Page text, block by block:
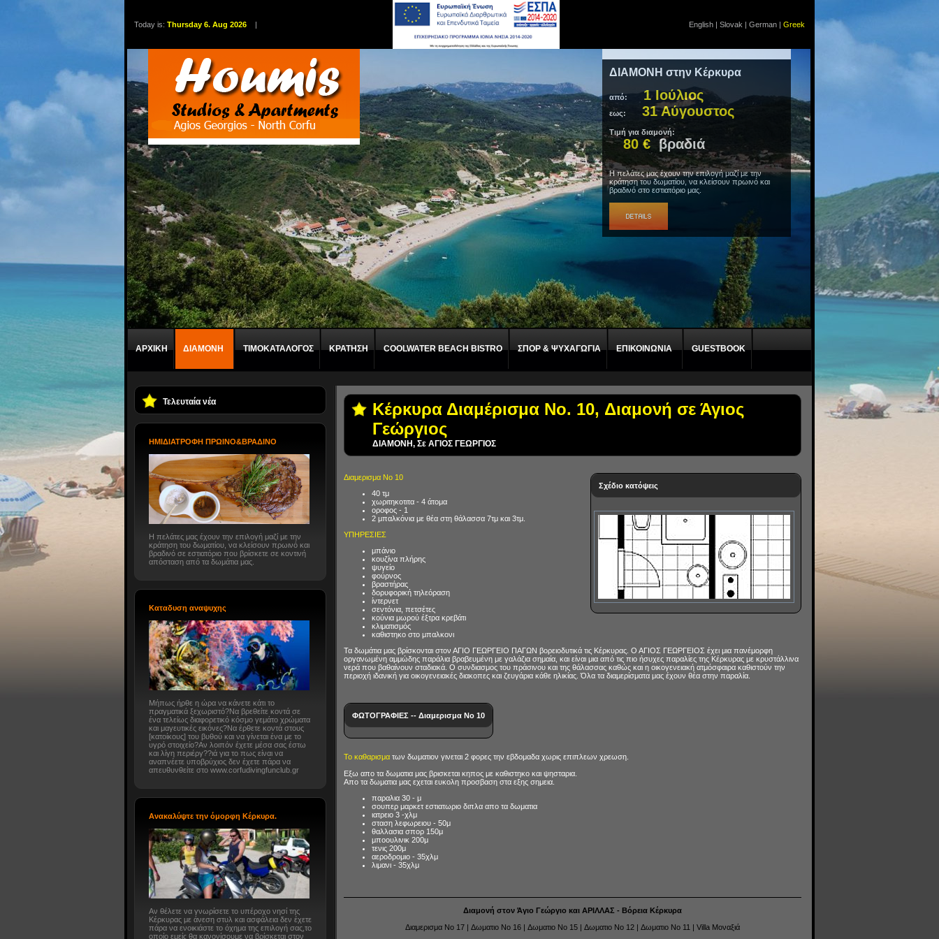
Today is: Thursday 6. Aug 2026 | English | Slovak | German | Greek
ΔΙΑΜΟΝΗ στην Κέρκυρα
από: 1 Ιούλιος
εως: 31 Αύγουστος
Τιμή για διαμονή:
80 € βραδιά
Η πελάτες μας έχουν την επιλογή μαζί με την
κράτηση του δωματίου, να κλείσουν πρωινό και
βραδινό στο εστιατόριο μας.
ΑΡΧΙΚΗ ΔΙΑΜΟΝΗ ΤΙΜΟΚΑΤΑΛΟΓΟΣ ΚΡΑΤΗΣΗ COOLWATER BEACH BISTRO ΣΠΟΡ & ΨΥΧΑΓΩΓΙΑ ΕΠΙΚΟΙΝΩΝΙΑ GUESTBOOK
Τελευταία νέα
HMIΔΙΑΤΡΟΦΗ ΠΡΩΙΝΟ&ΒΡΑΔΙΝΟ
Η πελάτες μας έχουν την επιλογή μαζί με την
κράτηση του δωματίου, να κλείσουν πρωινό και
βραδινό σε εστιατόριο που βρίσκετε σε κοντινή
απόσταση από τα δωμάτια μας.
Καταδυση αναψυχης
Μήπως ήρθε η ώρα να κάνετε κάτι το
πραγματικά ξεχωριστό?Να βρεθείτε κοντά σε
ένα τελείως διαφορετικό κόσμο γεμάτο χρώματα
και μαγευτικές εικόνες?Να έρθετε κοντά στους
[κατοίκους] του βυθού και να γίνεται ένα με το
υγρό στοιχείο?Αν λοιπόν έχετε μέσα σας έστω
και λίγη περιέργ??ιά για το πως είναι να
αναπνέετε υποβρύχιος δεν έχετε πάρα να
απευθυνθείτε στο www.corfudivingfunclub.gr
Ανακαλύψτε την όμορφη Κέρκυρα.
Αν θέλετε να γνωρίσετε το υπέροχο νησί της
Κέρκυρας με άνεση στυλ και ασφάλεια δεν έχετε
πάρα να ενοικιάστε το όχημα της επιλογή σας,το
οποίο εμείς θα κανονίσουμε να βρίσκεται στον
Κέρκυρα Διαμέρισμα No. 10, Διαμονή σε Άγιος
Γεώργιος
ΔΙΑΜΟΝΗ, Σε ΑΓΙΟΣ ΓΕΩΡΓΙΟΣ
Σχέδιο κατόψεις
Διαμερισμα No 10
40 τμ
χωριτηκοτιτα - 4 άτομα
οροφος - 1
2 μπαλκόνια με θέα στη θάλασσα 7τμ και 3τμ.
ΥΠΗΡΕΣΙΕΣ
μπάνιο
κουζίνα πλήρης
ψυγείο
φούρνος
βραστήρας
δορυφορική τηλεόραση
ίντερνετ
σεντόνια, πετσέτες
κούνια μωρού έξτρα κρεβάτι
κλιματισμός
καθιστηκο στο μπαλκονι
Τα δωμάτια μας βρίσκονται στον ΑΓΙΟ ΓΕΩΡΓΕΙΟ ΠΑΓΩΝ βορειοδυτικά τις Κέρκυρας. Ο ΑΓΙΟΣ ΓΕΩΡΓΕΙΟΣ έχει μια πανέμορφη
οργανωμένη αμμώδης παράλια βραβευμένη με γαλάζια σημαία, και είναι μια από τις πιο ήσυχες παραλίες της Κέρκυρας με κρυστάλλινα
νερά που βαθαίνουν σταδιακά. Ο συνδιασμος του πράσινου και της θάλασσας καθώς και η οικογενειακή ατμόσφαιρα καθιστούν την
περιοχή ιδανική για οικογενειακές διακοπες και ζευγάρια κάθε ηλικίας. Όλα τα διαμερίσματα μας έχουν θέα στην παραλία.
ΦΩΤΟΓΡΑΦΙΕΣ -- Διαμερισμα No 10
Το καθαρισμα των δωματιον γινεται 2 φορες την εβδομαδα χωρις επιπλεων χρεωση.
Εξω απο τα δωματια μας βρισκεται κηπος με καθιστηκο και ψησταρια.
Απο τα δωματια μας εχεται ευκολη προσβαση στα εξης σημεια.
παραλια 30 - μ
σουπερ μαρκετ εστιατωριο διπλα απο τα δωματια
ιατρειο 3 -χλμ
σταση λεφωρειου - 50μ
θαλλασια σπορ 150μ
μποουλινικ 200μ
τενις 200μ
αεροδρομιο - 35χλμ
λιμανι - 35χλμ
Διαμονή στον Άγιο Γεώργιο και ΑΡΙΛΛΑΣ - Βόρεια Κέρκυρα
Διαμερισμα No 17 | Δωματιο No 16 | Δωματιο No 15 | Δωματιο No 12 | Δωματιο No 11 | Villa Μοναξιά